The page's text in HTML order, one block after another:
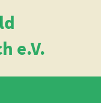
e.V.